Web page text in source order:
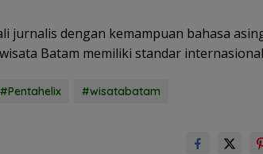
jurnalis dengan kemampuan bahasa
Batam memiliki standar
#Pentahelix #wisatabatam